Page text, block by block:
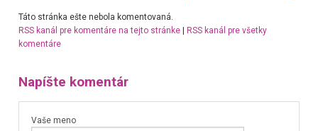
Táto stránka ešte nebola komentovaná.
RSS kanál pre komentáre na tejto stránke| RSS kanál pre všetky
komentáre
Napíšte komentár
Vaše meno